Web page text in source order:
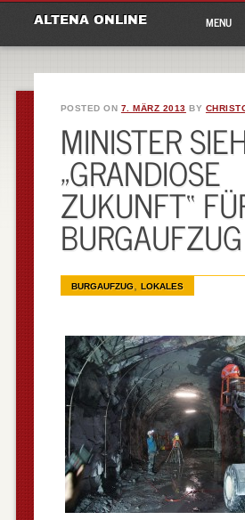
ALTENA ONLINE
Main
content
MENU
POSTED ON 7. MÄRZ 2013 BY
MINISTER
„GRANDIOSE
ZUKUNFT“
BURGAUFZUG
BURGAUFZUG, LOKALES